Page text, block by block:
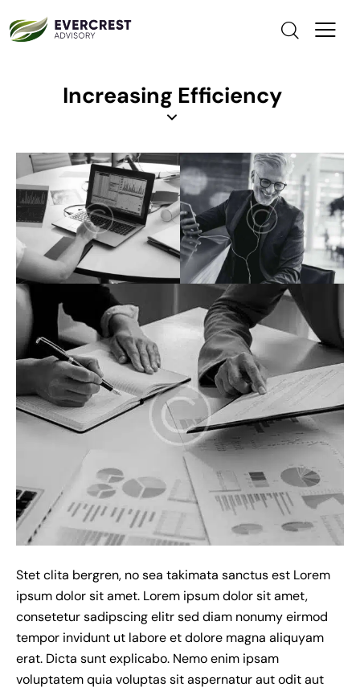
Increasing Efficiency
Stet clita bergren, no sea takimata sanctus est Lorem
ipsum dolor sit amet. Lorem ipsum dolor sit amet,
consetetur sadipscing elitr sed diam nonumy eirmod
tempor invidunt ut labore et dolore magna aliquyam
erat. Dicta sunt explicabo. Nemo enim ipsam
voluptatem quia voluptas sit aspernatur aut odit aut